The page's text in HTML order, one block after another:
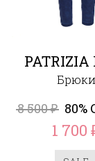
PATRIZIA
Брюки
8 500₽ 80%
1 700